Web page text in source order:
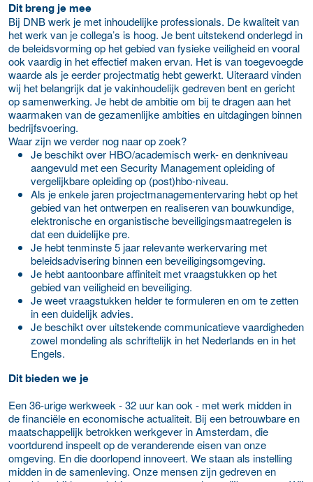
Dit breng je mee
Bij DNB werk je met inhoudelijke professionals. De kwaliteit van
het werk van je collega’s is hoog. Je bent uitstekend onderlegd in
de beleidsvorming op het gebied van fysieke veiligheid en vooral
ook vaardig in het effectief maken ervan. Het is van toegevoegde
waarde als je eerder projectmatig hebt gewerkt. Uiteraard vinden
wij het belangrijk dat je vakinhoudelijk gedreven bent en gericht
op samenwerking. Je hebt de ambitie om bij te dragen aan het
waarmaken van de gezamenlijke ambities en uitdagingen binnen
bedrijfsvoering.
Waar zijn we verder nog naar op zoek?
Je beschikt over HBO/academisch werk- en denkniveau
aangevuld met een Security Management opleiding of
vergelijkbare opleiding op (post)hbo-niveau.
Als je enkele jaren projectmanagementervaring hebt op het
gebied van het ontwerpen en realiseren van bouwkundige,
elektronische en organistische beveiligingsmaatregelen is
dat een duidelijke pre.
Je hebt tenminste 5 jaar relevante werkervaring met
beleidsadvisering binnen een beveiligingsomgeving.
Je hebt aantoonbare affiniteit met vraagstukken op het
gebied van veiligheid en beveiliging.
Je weet vraagstukken helder te formuleren en om te zetten
in een duidelijk advies.
Je beschikt over uitstekende communicatieve vaardigheden
zowel mondeling als schriftelijk in het Nederlands en in het
Engels.
Dit bieden we je
Een 36-urige werkweek - 32 uur kan ook - met werk midden in
de financiële en economische actualiteit. Bij een betrouwbare en
maatschappelijk betrokken werkgever in Amsterdam, die
voortdurend inspeelt op de veranderende eisen van onze
omgeving. En die doorlopend innoveert. We staan als instelling
midden in de samenleving. Onze mensen zijn gedreven en